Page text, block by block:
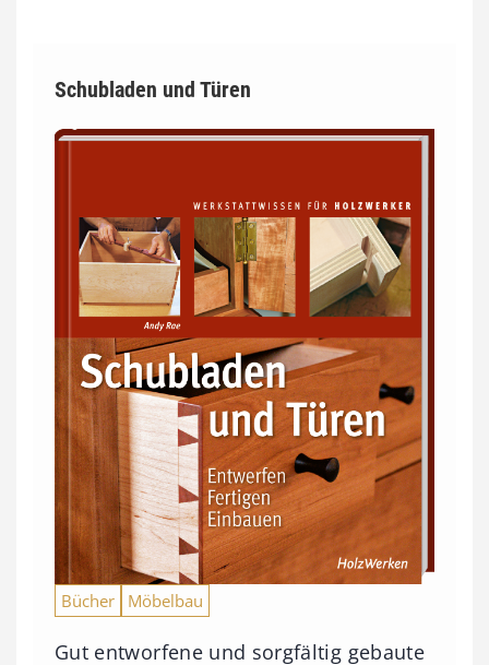
Schubladen und Türen
Bücher Möbelbau
Gut entworfene und sorgfältig gebaute